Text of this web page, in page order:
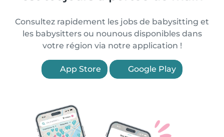
Consultez rapidement les jobs de babysitting et
les babysitters ou nounous disponibles dans
votre région via notre application !
App Store Google Play